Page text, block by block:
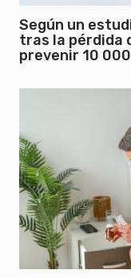
Según un
tras la pérdida
prevenir 10